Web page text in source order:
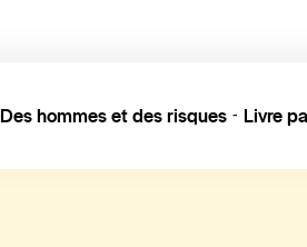
Des hommes et des risques - Livre